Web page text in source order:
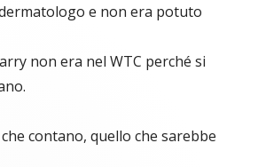
e non era potuto
non era nel WTC perché si
contano, quello che sarebbe